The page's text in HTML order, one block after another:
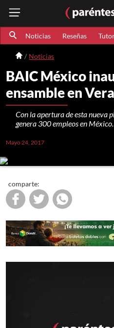
Noticias Reseñas
Noticias
BAIC México
ensamble en
Con la apertura de esta nueva
genera 300 empleos en México.
Mayo 24, 2017
comparte: